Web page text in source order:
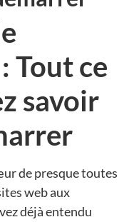
Tout ce
savoir
de presque toutes
web aux
déjà entendu